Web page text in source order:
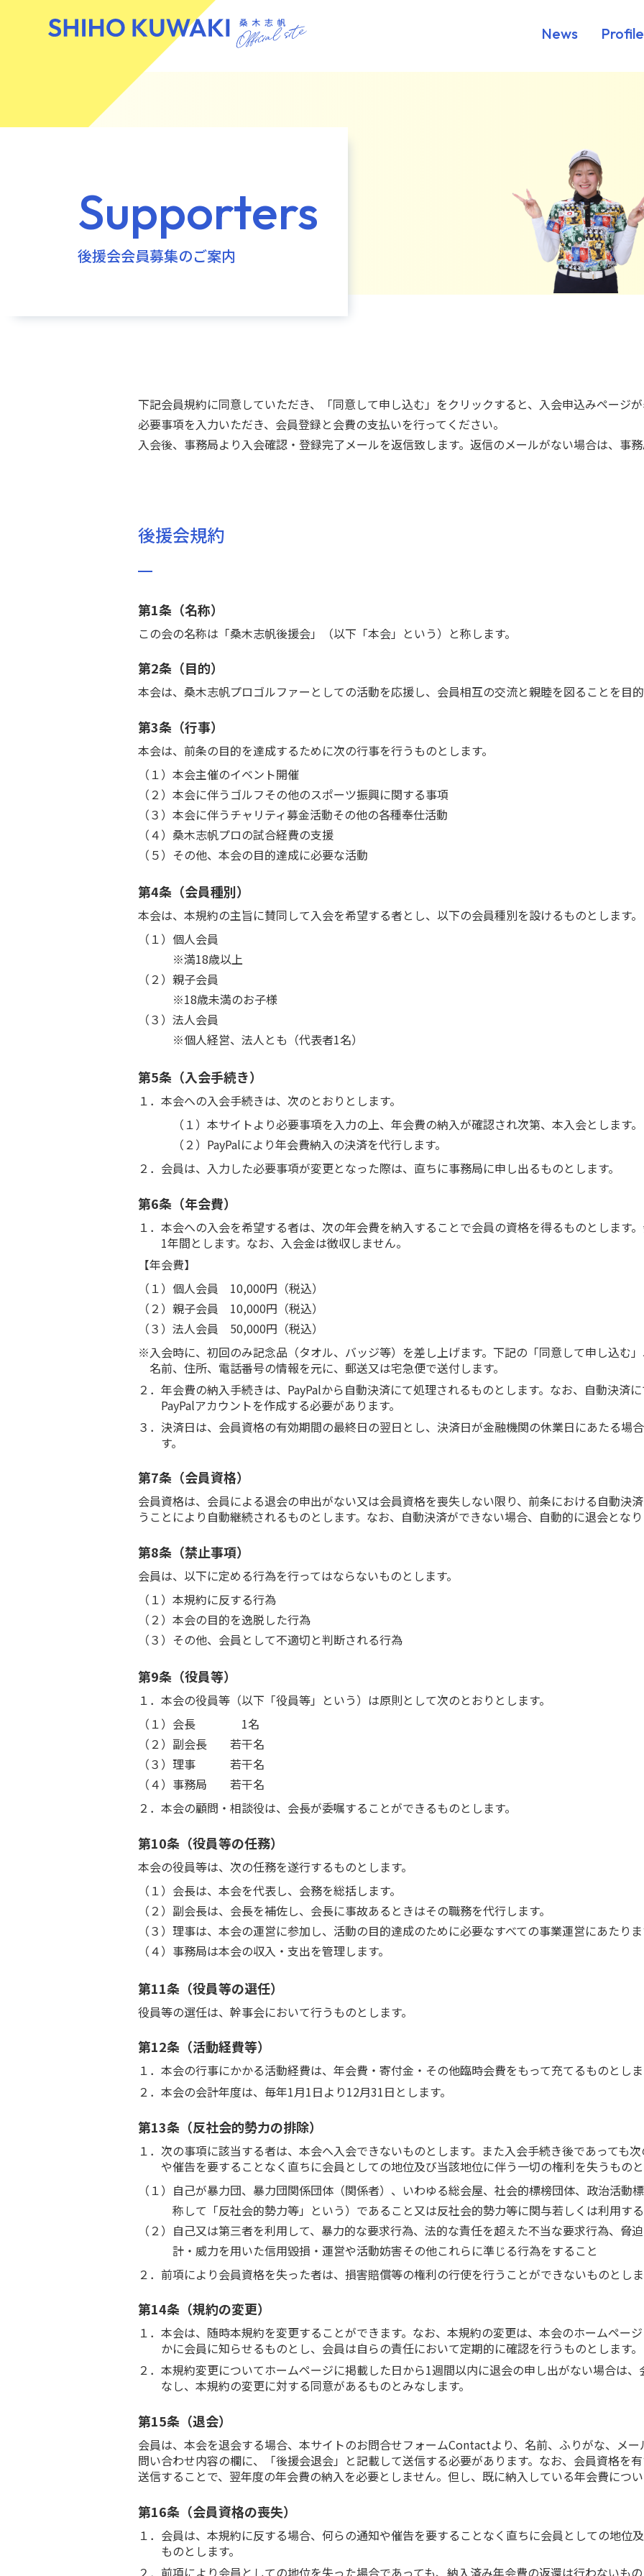
News Profile
Supporters
後援会会員募集のご案内
下記会員規約に同意していただき、「同意して申し込む」をクリックすると、入会申込みページ
必要事項を入力いただき、会員登録と会費の支払いを行ってください。
入会後、事務局より入会確認・登録完了メールを返信致します。返信のメールがない場合は、事
後援会規約
第1条（名称）
この会の名称は「桑木志帆後援会」（以下「本会」という）と称します。
第2条（目的）
本会は、桑木志帆プロゴルファーとしての活動を応援し、会員相互の交流と親睦を図ることを目
第3条（行事）
本会は、前条の目的を達成するために次の行事を行うものとします。
（１）本会主催のイベント開催
（２）本会に伴うゴルフその他のスポーツ振興に関する事項
（３）本会に伴うチャリティ募金活動その他の各種奉仕活動
（４）桑木志帆プロの試合経費の支援
（５）その他、本会の目的達成に必要な活動
第4条（会員種別）
本会は、本規約の主旨に賛同して入会を希望する者とし、以下の会員種別を設けるものとします。
（１）個人会員
※満18歳以上
（２）親子会員
※18歳未満のお子様
（３）法人会員
※個人経営、法人とも（代表者1名）
第5条（入会手続き）
１．本会への入会手続きは、次のとおりとします。
（１）本サイトより必要事項を入力の上、年会費の納入が確認され次第、本入会とします。
（２）PayPalにより年会費納入の決済を代行します。
２．会員は、入力した必要事項が変更となった際は、直ちに事務局に申し出るものとします。
第6条（年会費）
１．本会への入会を希望する者は、次の年会費を納入することで会員の資格を得るものとします
1年間とします。なお、入会金は徴収しません。
【年会費】
（１）個人会員 10,000円（税込）
（２）親子会員 10,000円（税込）
（３）法人会員 50,000円（税込）
※入会時に、初回のみ記念品（タオル、バッジ等）を差し上げます。下記の「同意して申し込む
名前、住所、電話番号の情報を元に、郵送又は宅急便で送付します。
２．年会費の納入手続きは、PayPalから自動決済にて処理されるものとします。なお、自動決済
PayPalアカウントを作成する必要があります。
３．決済日は、会員資格の有効期間の最終日の翌日とし、決済日が金融機関の休業日にあたる場
す。
第7条（会員資格）
会員資格は、会員による退会の申出がない又は会員資格を喪失しない限り、前条における自動決
うことにより自動継続されるものとします。なお、自動決済ができない場合、自動的に退会とな
第8条（禁止事項）
会員は、以下に定める行為を行ってはならないものとします。
（１）本規約に反する行為
（２）本会の目的を逸脱した行為
（３）その他、会員として不適切と判断される行為
第9条（役員等）
１．本会の役員等（以下「役員等」という）は原則として次のとおりとします。
（１）会長 1名
（２）副会長 若干名
（３）理事 若干名
（４）事務局 若干名
２．本会の顧問・相談役は、会長が委嘱することができるものとします。
第10条（役員等の任務）
本会の役員等は、次の任務を遂行するものとします。
（１）会長は、本会を代表し、会務を総括します。
（２）副会長は、会長を補佐し、会長に事故あるときはその職務を代行します。
（３）理事は、本会の運営に参加し、活動の目的達成のために必要なすべての事業運営にあたり
（４）事務局は本会の収入・支出を管理します。
第11条（役員等の選任）
役員等の選任は、幹事会において行うものとします。
第12条（活動経費等）
１．本会の行事にかかる活動経費は、年会費・寄付金・その他臨時会費をもって充てるものとし
２．本会の会計年度は、毎年1月1日より12月31日とします。
第13条（反社会的勢力の排除）
１．次の事項に該当する者は、本会へ入会できないものとします。また入会手続き後であっても
や催告を要することなく直ちに会員としての地位及び当該地位に伴う一切の権利を失うもの
（１）自己が暴力団、暴力団関係団体（関係者）、いわゆる総会屋、社会的標榜団体、政治活動
称して「反社会的勢力等」という）であること又は反社会的勢力等に関与若しくは利用す
（２）自己又は第三者を利用して、暴力的な要求行為、法的な責任を超えた不当な要求行為、脅
計・威力を用いた信用毀損・運営や活動妨害その他これらに準じる行為をすること
２．前項により会員資格を失った者は、損害賠償等の権利の行使を行うことができないものとし
第14条（規約の変更）
１．本会は、随時本規約を変更することができます。なお、本規約の変更は、本会のホームペー
かに会員に知らせるものとし、会員は自らの責任において定期的に確認を行うものとします。
２．本規約変更についてホームページに掲載した日から1週間以内に退会の申し出がない場合は
なし、本規約の変更に対する同意があるものとみなします。
第15条（退会）
会員は、本会を退会する場合、本サイトのお問合せフォームContactより、名前、ふりがな、メ
問い合わせ内容の欄に、「後援会退会」と記載して送信する必要があります。なお、会員資格を
送信することで、翌年度の年会費の納入を必要としません。但し、既に納入している年会費につ
第16条（会員資格の喪失）
１．会員は、本規約に反する場合、何らの通知や催告を要することなく直ちに会員としての地位
ものとします。
２．前項により会員としての地位を失った場合であっても、納入済み年会費の返還は行わないも